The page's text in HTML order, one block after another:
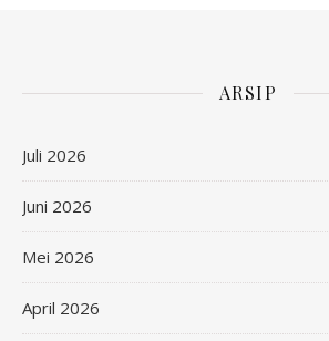
ARSIP
Juli 2026
Juni 2026
Mei 2026
April 2026